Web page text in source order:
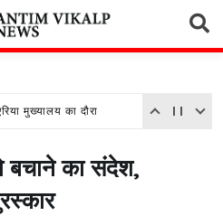
मुख्यालय का दौरा
बचाने का संदेश,